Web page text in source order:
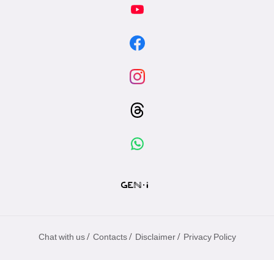
Chat with us / Contacts / Disclaimer / Privacy Policy